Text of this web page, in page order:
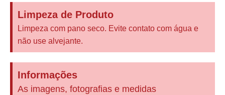
Limpeza de Produto
Limpeza com pano seco. Evite contato com água e
não use alvejante.
Informações
As imagens, fotografias e medidas